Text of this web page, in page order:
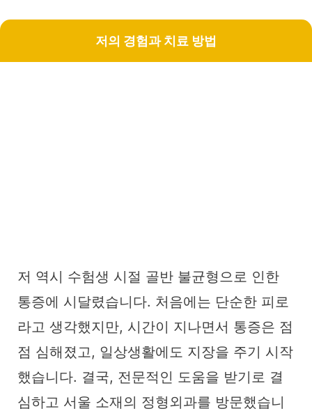
저의 경험과 치료 방법
저 역시 수험생 시절 골반 불균형으로 인한
통증에 시달렸습니다. 처음에는 단순한 피로
라고 생각했지만, 시간이 지나면서 통증은 점
점 심해졌고, 일상생활에도 지장을 주기 시작
했습니다. 결국, 전문적인 도움을 받기로 결
심하고 서울 소재의 정형외과를 방문했습니